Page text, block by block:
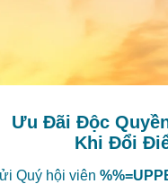
Ưu Đãi Độc
Khi Đổi
Quý hội viên